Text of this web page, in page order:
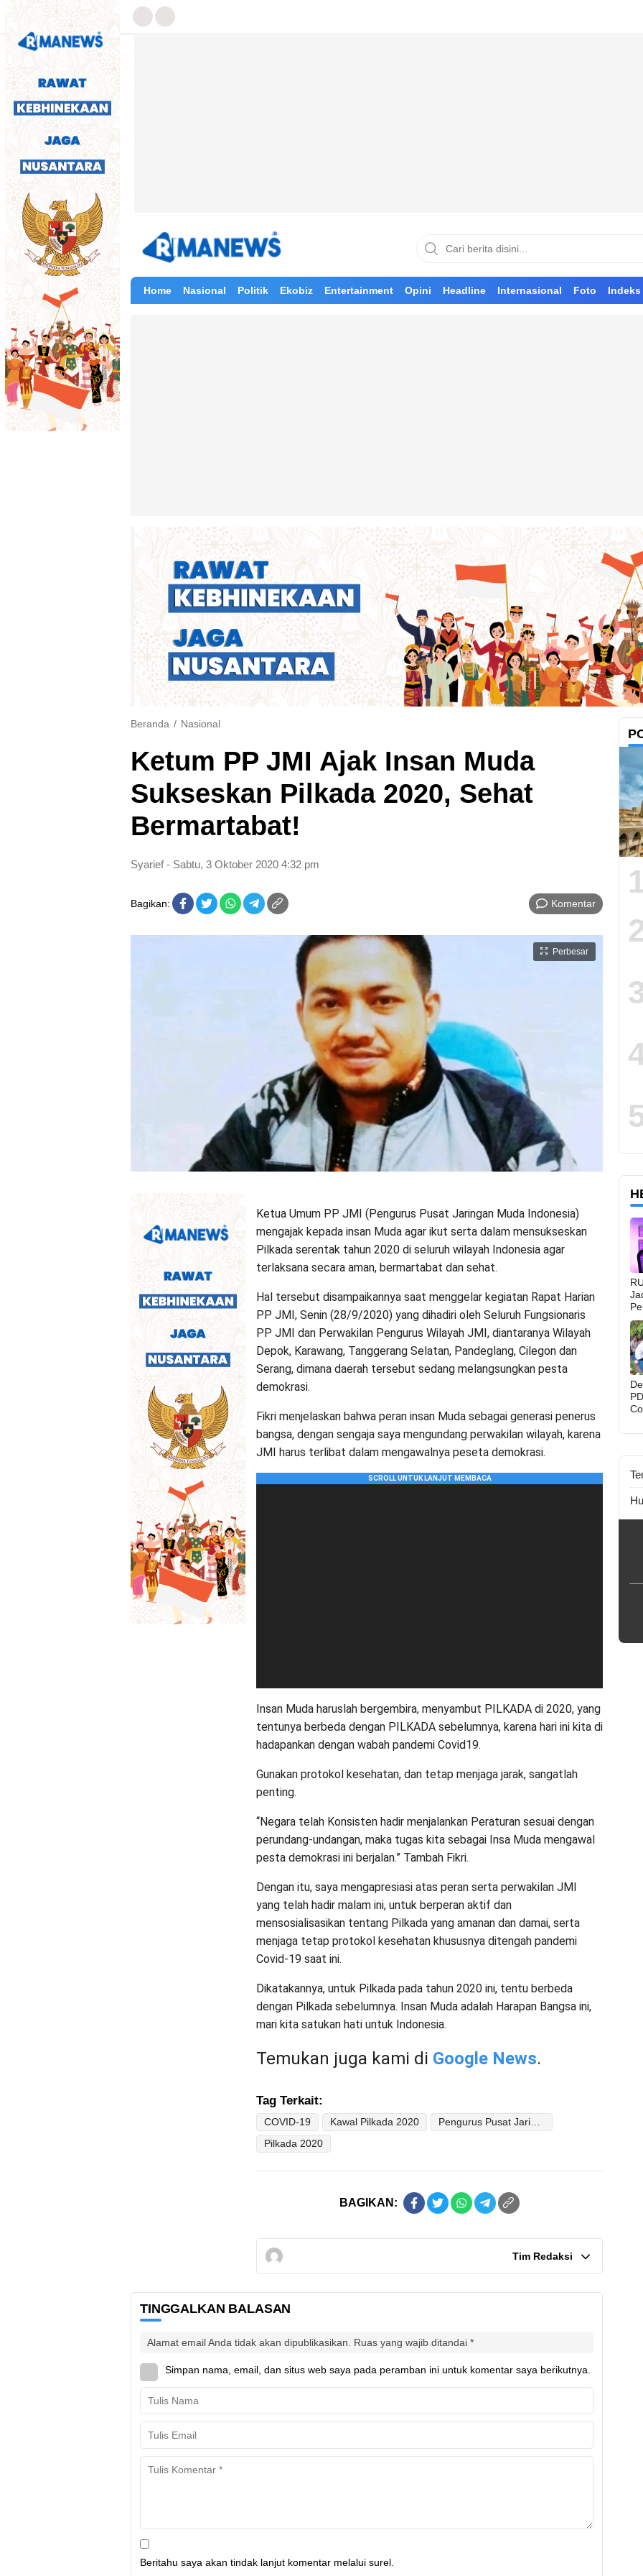
Home Nasional Politik Ekobiz Entertainment Opini Headline Internasional Foto Indeks
Beranda Nasional
Ketum PP JMI Ajak Insan Muda
Sukseskan Pilkada 2020, Sehat
Bermartabat!
Syarief- Sabtu, 3 Oktober 2020 4:32 pm
Bagikan: Komentar
Perbesar
Ketua Umum PP JMI (Pengurus Pusat Jaringan Muda Indonesia)
mengajak kepada insan Muda agar ikut serta dalam mensukseskan
Pilkada serentak tahun 2020 di seluruh wilayah Indonesia agar
terlaksana secara aman, bermartabat dan sehat.
Hal tersebut disampaikannya saat menggelar kegiatan Rapat Harian
PP JMI, Senin (28/9/2020) yang dihadiri oleh Seluruh Fungsionaris
PP JMI dan Perwakilan Pengurus Wilayah JMI, diantaranya Wilayah
Depok, Karawang, Tanggerang Selatan, Pandeglang, Cilegon dan
Serang, dimana daerah tersebut sedang melangsungkan pesta
demokrasi.
Fikri menjelaskan bahwa peran insan Muda sebagai generasi penerus
bangsa, dengan sengaja saya mengundang perwakilan wilayah, karena
JMI harus terlibat dalam mengawalnya peseta demokrasi.
Insan Muda haruslah bergembira, menyambut PILKADA di 2020, yang
tentunya berbeda dengan PILKADA sebelumnya, karena hari ini kita di
hadapankan dengan wabah pandemi Covid19.
Gunakan protokol kesehatan, dan tetap menjaga jarak, sangatlah
penting.
“Negara telah Konsisten hadir menjalankan Peraturan sesuai dengan
perundang-undangan, maka tugas kita sebagai Insa Muda mengawal
pesta demokrasi ini berjalan.” Tambah Fikri.
Dengan itu, saya mengapresiasi atas peran serta perwakilan JMI
yang telah hadir malam ini, untuk berperan aktif dan
mensosialisasikan tentang Pilkada yang amanan dan damai, serta
menjaga tetap protokol kesehatan khususnya ditengah pandemi
Covid-19 saat ini.
Dikatakannya, untuk Pilkada pada tahun 2020 ini, tentu berbeda
dengan Pilkada sebelumnya. Insan Muda adalah Harapan Bangsa ini,
mari kita satukan hati untuk Indonesia.
Temukan juga kami di Google News.
Tag Terkait:
COVID-19 Kawal Pilkada 2020
Pilkada 2020
BAGIKAN:
Tim Redaksi
TINGGALKAN BALASAN
Alamat email Anda tidak akan dipublikasikan. Ruas yang wajib ditandai *
Simpan nama, email, dan situs web saya pada peramban ini untuk komentar saya berikutnya.
Beritahu saya akan tindak lanjut komentar melalui surel.